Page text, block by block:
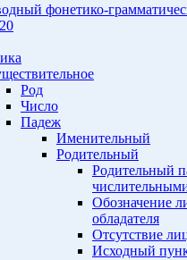
фонетико-
Род
Число
Падеж
Именительный
Родительный
Родительный
Обозначение
обладателя
Отсутствие
Исходный